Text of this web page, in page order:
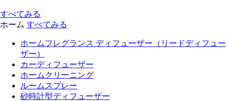
すべてみる
ホーム すべてみる
ホームフレグランス ディフューザー（リードディフュー
ザー）
カーディフューザー
ホームクリーニング
ルームスプレー
砂時計型ディフューザー